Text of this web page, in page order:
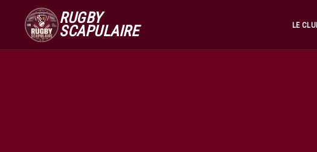
RUGBY
SCAPULAIRE LE